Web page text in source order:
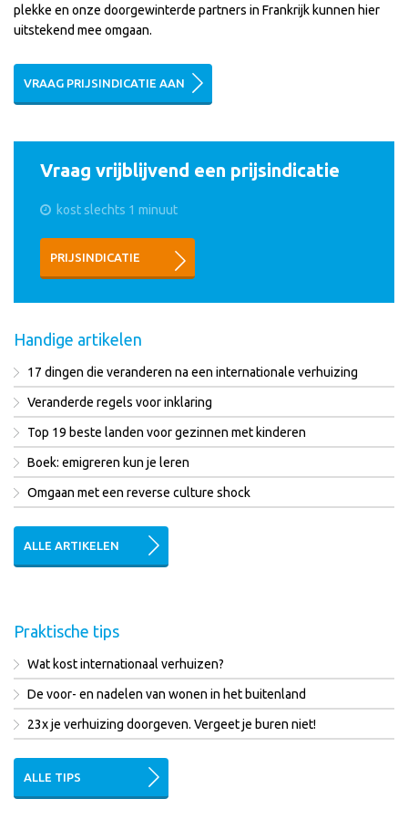
plekke en onze doorgewinterde partners in Frankrijk kunnen hier
uitstekend mee omgaan.
VRAAG PRIJSINDICATIE AAN
Vraag vrijblijvend een prijsindicatie
kost slechts 1 minuut
PRIJSINDICATIE
Handige artikelen
17 dingen die veranderen na een internationale verhuizing
Veranderde regels voor inklaring
Top 19 beste landen voor gezinnen met kinderen
Boek: emigreren kun je leren
Omgaan met een reverse culture shock
ALLE ARTIKELEN
Praktische tips
Wat kost internationaal verhuizen?
De voor- en nadelen van wonen in het buitenland
23x je verhuizing doorgeven. Vergeet je buren niet!
ALLE TIPS